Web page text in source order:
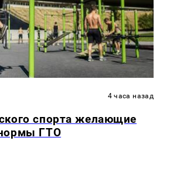
4 часа назад
спорта желающие
ГТО